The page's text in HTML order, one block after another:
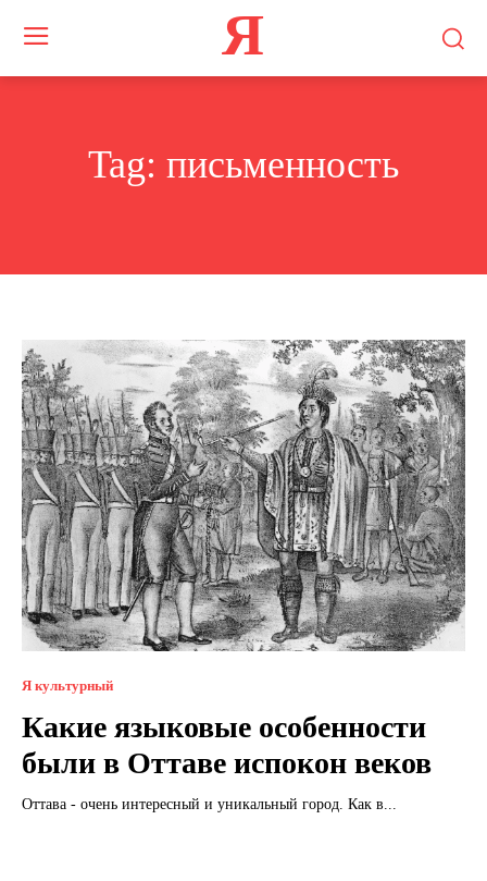
Я
Tag: письменность
Я культурный
Какие языковые особенности
были в Оттаве испокон веков
Оттава - очень интересный и уникальный город. Как в...